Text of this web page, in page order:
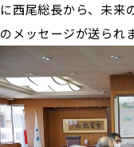
に西尾総長から、未来
のメッセージが送られ